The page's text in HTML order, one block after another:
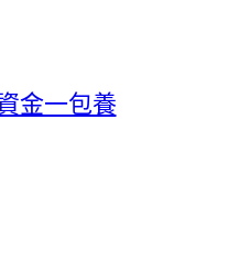
金一包養